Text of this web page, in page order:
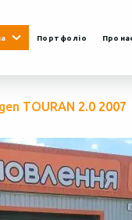
Портфоліо Про
TOURAN 2.0 2007